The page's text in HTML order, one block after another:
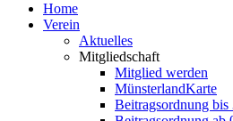
Home
Verein
Aktuelles
Mitgliedschaft
Mitglied werden
MünsterlandKarte
Beitragsordnung bis